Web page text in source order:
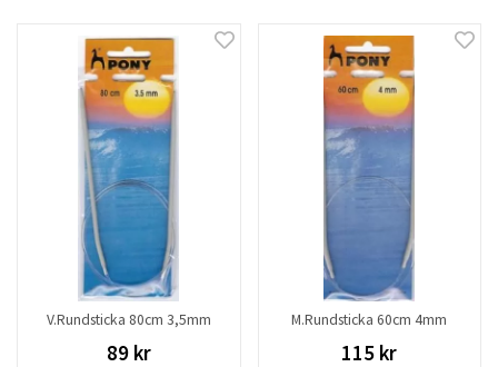
V.Rundsticka 80cm 3,5mm
89 kr
M.Rundsticka 60cm 4mm
115 kr